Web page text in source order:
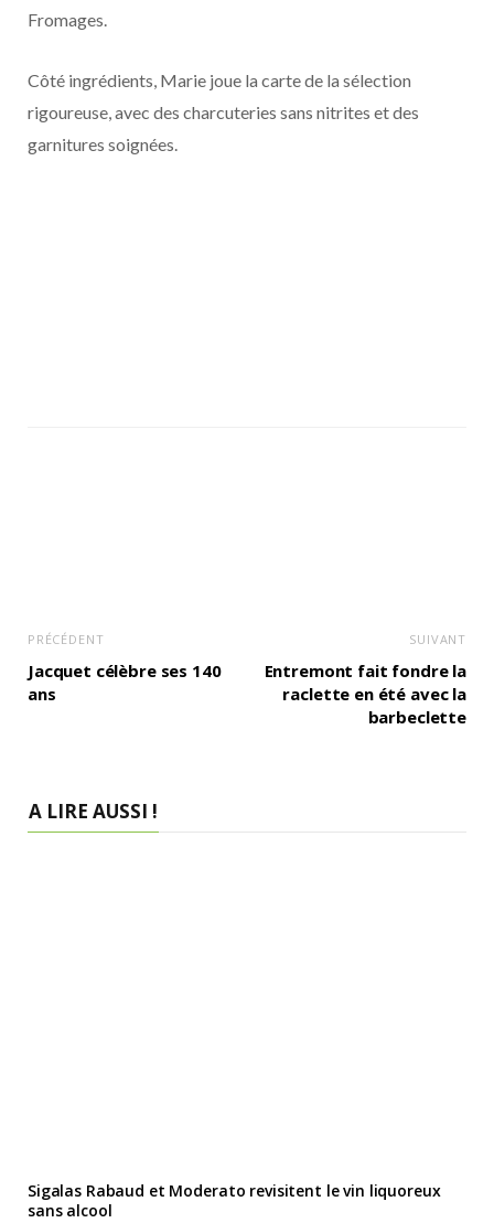
Fromages.
Côté ingrédients, Marie joue la carte de la sélection
rigoureuse, avec des charcuteries sans nitrites et des
garnitures soignées.
PRÉCÉDENT
Jacquet célèbre ses 140
ans
SUIVANT
Entremont fait fondre la
raclette en été avec la
barbeclette
A LIRE AUSSI !
Sigalas Rabaud et Moderato revisitent le vin liquoreux
sans alcool